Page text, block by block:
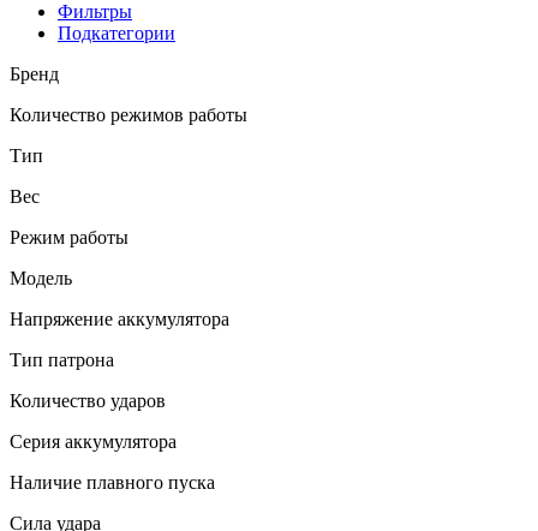
Фильтры
Подкатегории
Бренд
Количество режимов работы
Тип
Вес
Режим работы
Модель
Напряжение аккумулятора
Тип патрона
Количество ударов
Серия аккумулятора
Наличие плавного пуска
Сила удара